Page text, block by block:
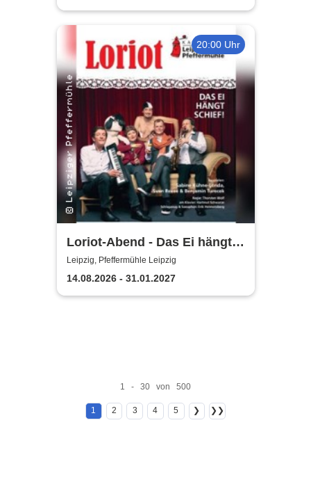
20:00 Uhr
Loriot-Abend - Das Ei hängt
schief | Kabarett Leipziger
Pfeffermühle
Leipzig, Pfeffermühle Leipzig
14.08.2026 - 31.01.2027
1 - 30 von 500
1 2 3 4 5 ❯ ❯❯